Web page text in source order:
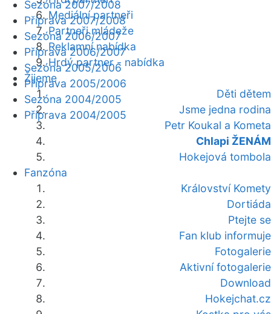
Mediální partneři
Partneři mládeže
Reklamní nabídka
Hrdý partner - nabídka
Žijeme
Děti dětem
Jsme jedna rodina
Petr Koukal a Kometa
Chlapi ŽENÁM
Hokejová tombola
Fanzóna
Království Komety
Dortiáda
Ptejte se
Fan klub informuje
Fotogalerie
Aktivní fotogalerie
Download
Hokejchat.cz
Sezóna 2007/2008
Příprava 2007/2008
Sezóna 2006/2007
Příprava 2006/2007
Sezóna 2005/2006
Příprava 2005/2006
Sezóna 2004/2005
Příprava 2004/2005